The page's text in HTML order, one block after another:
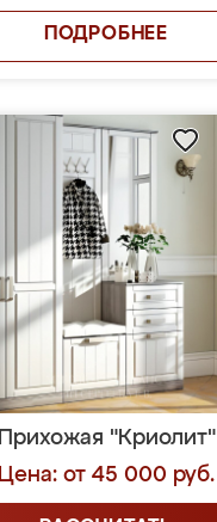
ПОДРОБНЕЕ
Прихожая "Криолит"
Цена: от 45 000 руб.